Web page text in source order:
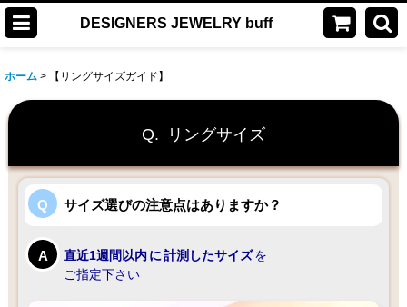
DESIGNERS JEWELRY buff
ホーム > 【リングサイズガイド】
Q. リングサイズ
サイズ選びの注意点はありますか？
直近1週間以内 に 計測したサイズを
ご指定下さい